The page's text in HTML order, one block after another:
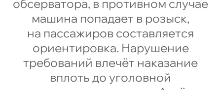
обсерватора, в противном случае
машина попадает в розыск,
на пассажиров составляется
ориентировка. Нарушение
требований влечёт наказание
вплоть до уголовной